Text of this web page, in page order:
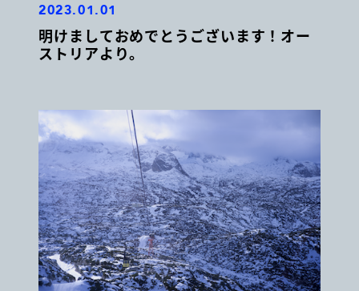
2023.01.01
明けましておめでとうございます！オー
ストリアより。